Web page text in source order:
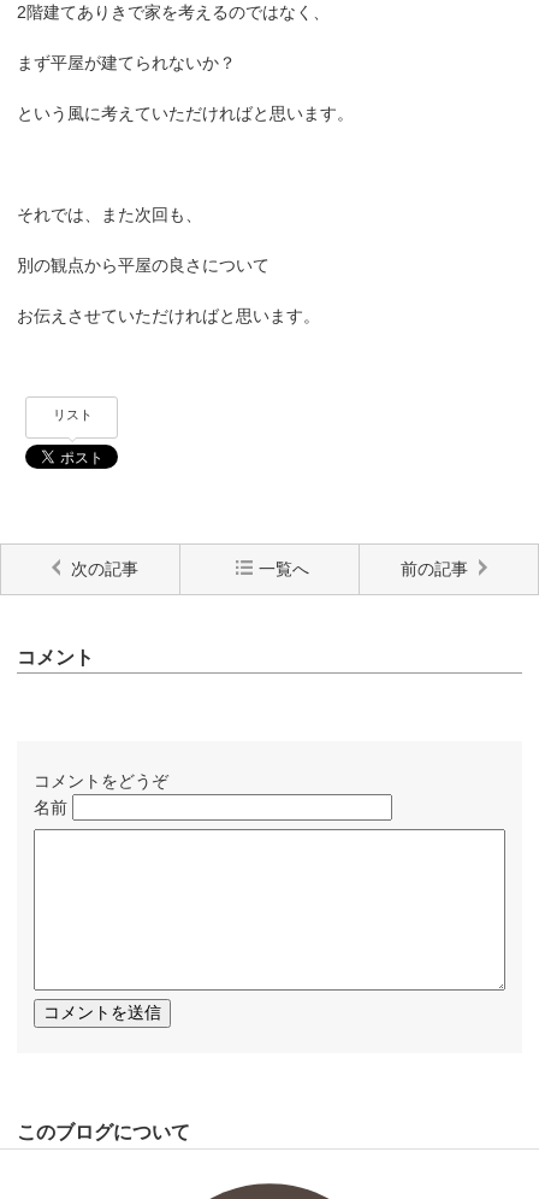
2階建てありきで家を考えるのではなく、
まず平屋が建てられないか？
という風に考えていただければと思います。
それでは、また次回も、
別の観点から平屋の良さについて
お伝えさせていただければと思います。
リスト
次の記事 一覧へ 前の記事
コメント
コメントをどうぞ
名前
このブログについて